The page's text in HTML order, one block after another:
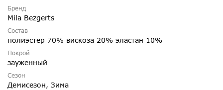
Бренд
Mila Bezgerts
Состав
полиэстер 70% вискоза 20% эластан 10%
Покрой
зауженный
Сезон
Демисезон, Зима